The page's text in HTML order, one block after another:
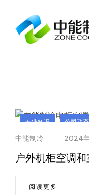
专业知识 公司动态
中能制冷 2024
户外机柜空调
阅读更多